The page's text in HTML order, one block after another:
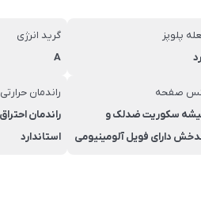
پلوپز
گرید انرژی
A
صفحه
سکوریت ضدلک و
دارای فویل آلومینیومی
راندمان حرارتی
استاندارد